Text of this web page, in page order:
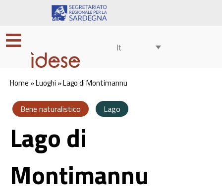
It
Home »Luoghi »Lago di Montimannu
Bene naturalistico Lago
Lago di
Montimannu